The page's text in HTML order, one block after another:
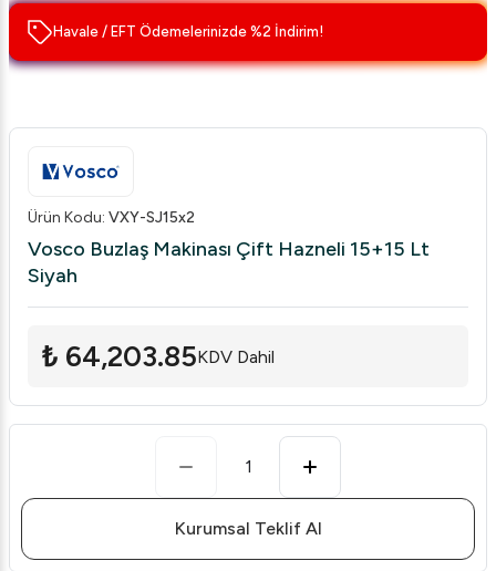
Havale / EFT Ödemelerinizde %2 İndirim!
Ürün Kodu: VXY-SJ15x2
Vosco Buzlaş Makinası Çift Hazneli 15+15 Lt
Siyah
₺ 64,203.85KDV Dahil
1
Kurumsal Teklif Al